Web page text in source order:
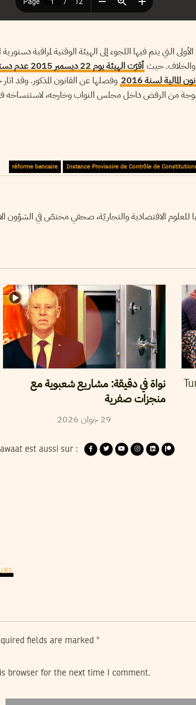
الأولى التي يتم فيها اللجوء إلى الهيئة الوقتية لمراقبة
والخلاف. حيث
وفصلها عن القانون المذكور. وقد
من الرفض داخل مجلس النواب وخارجه، لاستنساخه
Instance Provisoire de Contrôle de
réforme bancaire
للعلوم الاقتصادية والتجاريّة، صحفي مختصّ في الشؤون
نواة في دقيقة: مشاريع شعبوية مع
منجزات صفرية
29جوان 2026
est aussi sur :
fields are marked *
browser for the next time I comment.